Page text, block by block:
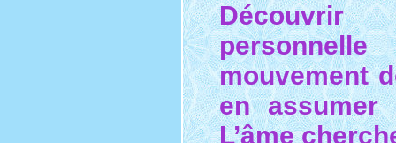
mouvement
en assumer
L’âme